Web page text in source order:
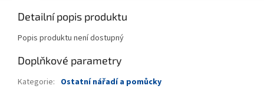
Detailní popis produktu
Popis produktu není dostupný
Doplňkové parametry
Kategorie: Ostatní nářadí a pomůcky